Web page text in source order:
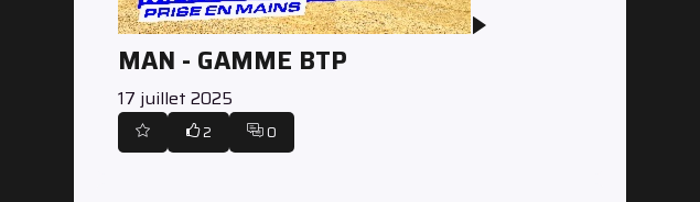
MAN - GAMME BTP
17 juillet 2025
2 0